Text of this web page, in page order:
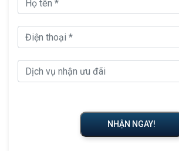
NHẬN NGAY!